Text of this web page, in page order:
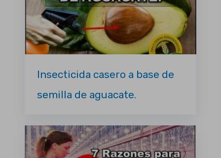
Insecticida casero a base de
semilla de aguacate.